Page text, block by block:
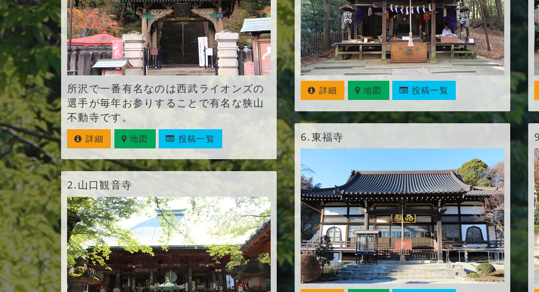
所沢で一番有名なのは西武ライオンズの
選手が毎年お参りすることで有名な狭山
不動寺です。
詳細 地図 投稿一覧
2.山口観音寺
詳細 地図 投稿一覧
6.東福寺